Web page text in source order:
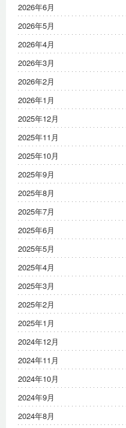
2026年6月
2026年5月
2026年4月
2026年3月
2026年2月
2026年1月
2025年12月
2025年11月
2025年10月
2025年9月
2025年8月
2025年7月
2025年6月
2025年5月
2025年4月
2025年3月
2025年2月
2025年1月
2024年12月
2024年11月
2024年10月
2024年9月
2024年8月